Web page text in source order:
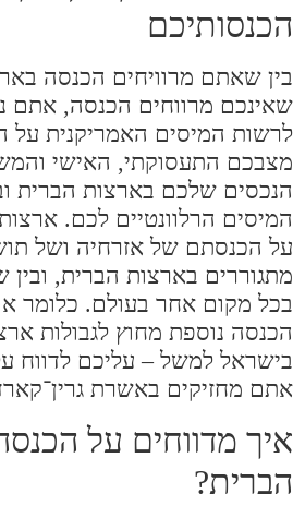
הכנסותיכם
בין שאתם מרוויחים הכנסה
שאינכם מרווחים הכנסה, אתם
לרשות המיסים האמריקנית על
מצבכם התעסוקתי, האישי
הנכסים שלכם בארצות הברית
המיסים הרלוונטיים לכם.
על הכנסתם של אזרחיה ושל
מתגוררים בארצות הברית,
בכל מקום אחר בעולם. כלומר
הכנסה נוספת מחוץ לגבולות
אתם מחזיקים באשרת
איך מדווחים על
הברית?